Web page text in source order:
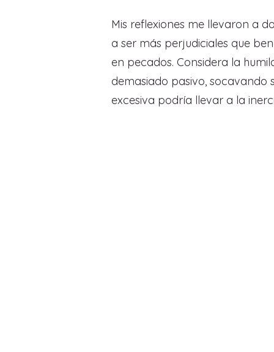
Mis reflexiones me llevaron a
a ser más perjudiciales que
en pecados. Considera la
demasiado pasivo, socavando
excesiva podría llevar a la